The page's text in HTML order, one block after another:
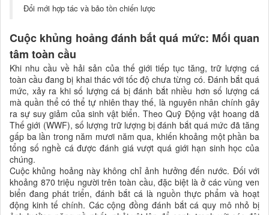
Đổi mới hợp tác và bảo tồn chiến lược
Cuộc khủng hoảng đánh bắt quá mức: Mối quan
tâm toàn cầu
Khi nhu cầu về hải sản của thế giới tiếp tục tăng, trữ lượng cá
toàn cầu đang bị khai thác với tốc độ chưa từng có. Đánh bắt quá
mức, xảy ra khi số lượng cá bị đánh bắt nhiều hơn số lượng cá
mà quần thể có thể tự nhiên thay thế, là nguyên nhân chính gây
ra sự suy giảm của sinh vật biển. Theo Quỹ Động vật hoang dã
Thế giới (WWF), số lượng trữ lượng bị đánh bắt quá mức đã tăng
gấp ba lần trong năm mươi năm qua, khiến khoảng một phần ba
tổng số nghề cá được đánh giá vượt quá giới hạn sinh học của
chúng.
Cuộc khủng hoảng này không chỉ ảnh hưởng đến nước. Đối với
khoảng 870 triệu người trên toàn cầu, đặc biệt là ở các vùng ven
biển đang phát triển, đánh bắt cá là nguồn thực phẩm và hoạt
động kinh tế chính. Các cộng đồng đánh bắt cá quy mô nhỏ bị